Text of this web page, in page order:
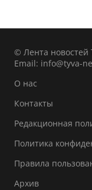
© Лента
Email: info@tyva-
О нас
Контакты
Редакционная
Политика
Правила
Архив